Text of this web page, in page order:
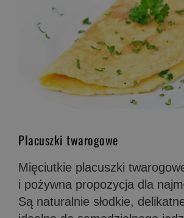
Placuszki twarogowe
Mięciutkie placuszki
i pożywna propozycja dla
Są naturalnie słodkie,